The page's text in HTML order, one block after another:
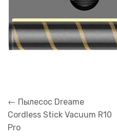
Навигация
по
записям
← Пылесос Dreame
Cordless Stick Vacuum R10
Pro